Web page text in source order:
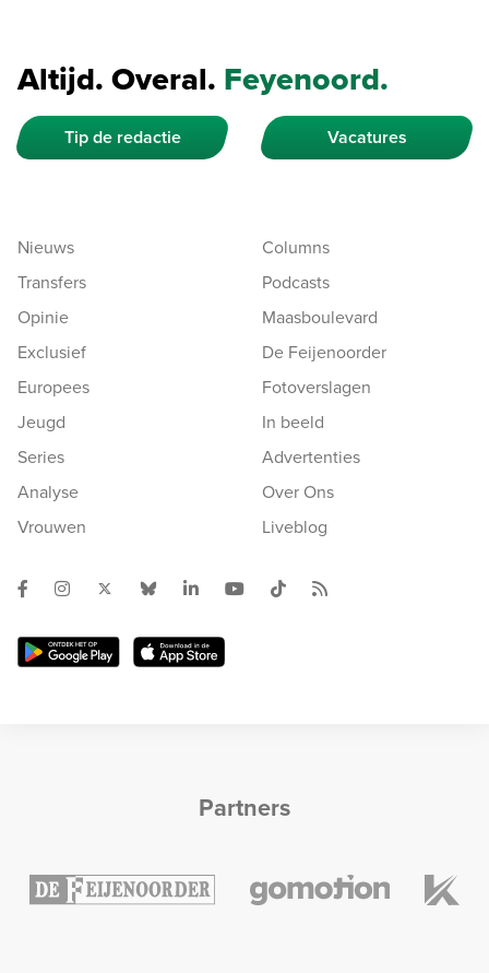
Altijd. Overal. Feyenoord.
Tip de redactie Vacatures
Nieuws
Transfers
Opinie
Exclusief
Europees
Jeugd
Series
Analyse
Vrouwen
Columns
Podcasts
Maasboulevard
De Feijenoorder
Fotoverslagen
In beeld
Advertenties
Over Ons
Liveblog
Partners